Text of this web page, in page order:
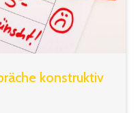
konstruktiv